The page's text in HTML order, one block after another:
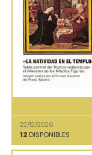
22/12/2026
12 DISPONIBLES